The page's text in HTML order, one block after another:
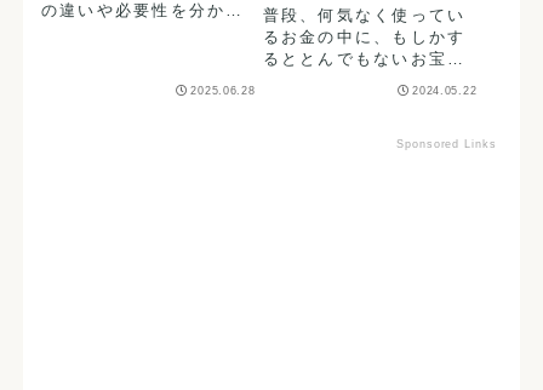
の違いや必要性を分かり
2025.06.28
普段、何気なく使ってい
るお金の中に、もしかす
るととんでもないお宝が
眠っているかも！？家に
2024.05.22
Sponsored Links